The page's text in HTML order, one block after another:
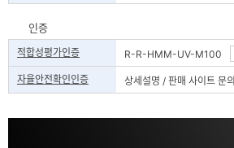
인증
적합성평가인증 R-R-HMM-UV-M100
자율안전확인인증 상세설명 / 판매 사이트 문의